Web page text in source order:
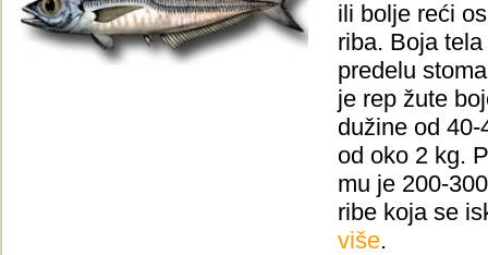
ili bolje reći
riba. Boja
predelu
je rep žute
dužine od
od oko 2 kg.
mu je 200-
ribe koja se
više.